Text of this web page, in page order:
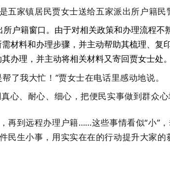
镇居民贾女士送给五家派出所户籍民
户籍窗口。由于对相关政策和办理流程
材料和办理步骤，并主动帮助其梳理、复
办理，并主动将相关材料又寄回贾女士处。
我大忙！”贾女士在电话里感动地说。
、耐心、细心，把便民实事做到群众心
到远程办理户籍……这些事情看似“小”，
民生小事，用实实在在的行动提升大家的